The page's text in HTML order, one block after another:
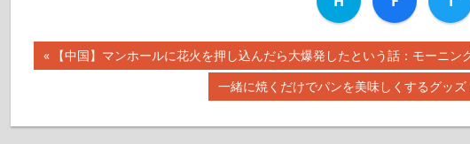
投
前【中国】マンホールに花火を押し込んだら大爆発したという話：モーニン
次
記
一緒に焼くだけでパンを美味しくするグッ